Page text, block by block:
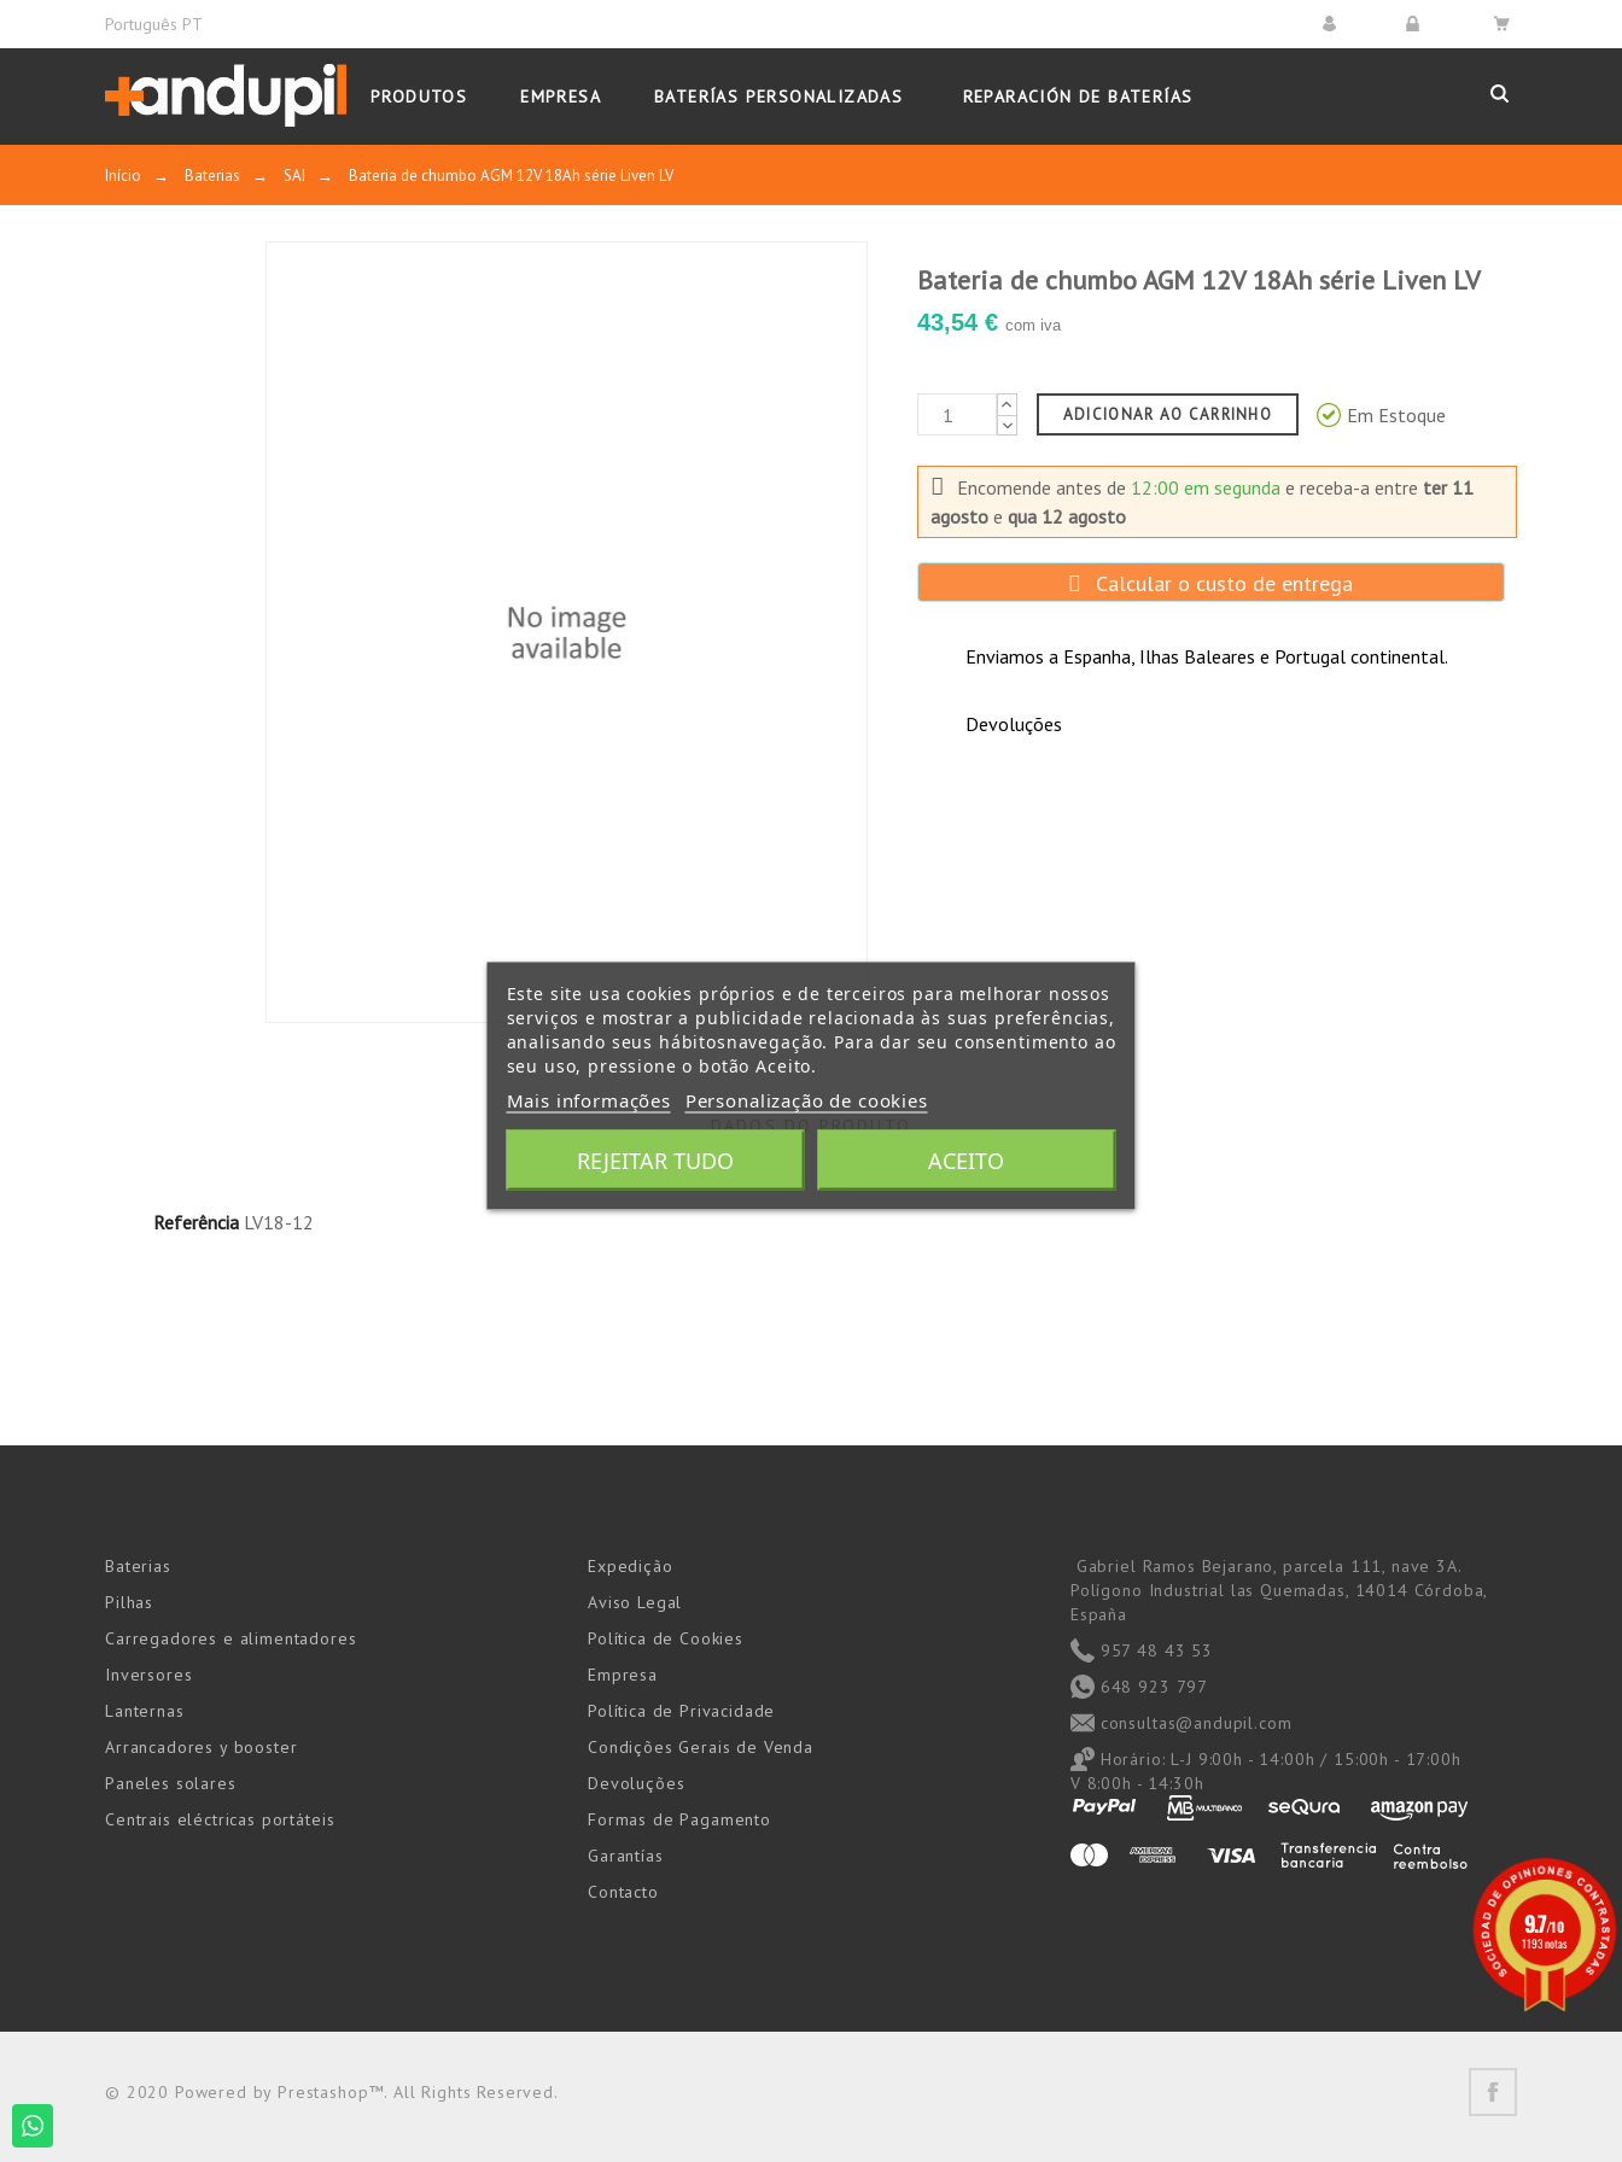
Português PT
PRODUTOS EMPRESA BATERÍAS PERSONALIZADAS REPARACIÓN DE BATERÍAS
Início → Baterias → SAI → Bateria de chumbo AGM 12V 18Ah série Liven LV
Bateria de chumbo AGM 12V 18Ah série Liven LV
43,54 € com iva
ADICIONAR AO CARRINHO Em Estoque
Encomende antes de 12:00 em segunda e receba-a entre ter 11
agostoe qua 12 agosto
Calcular o custo de entrega
Enviamos a Espanha, Ilhas Baleares e Portugal continental.
Devoluções
DADOS DO PRODUTO
Referência LV18-12
Baterias
Pilhas
Carregadores e alimentadores
Inversores
Lanternas
Arrancadores y booster
Paneles solares
Centrais eléctricas portáteis
Expedição
Aviso Legal
Política de Cookies
Empresa
Política de Privacidade
Condições Gerais de Venda
Devoluções
Formas de Pagamento
Garantías
Contacto
Gabriel Ramos Bejarano, parcela 111, nave 3A.
Polígono Industrial las Quemadas, 14014 Córdoba,
España
957 48 43 53
648 923 797
consultas@andupil.com
Horário: L-J 9:00h - 14:00h / 15:00h - 17:00h
V 8:00h - 14:30h
© 2020 Powered by Prestashop™. All Rights Reserved.
Este site usa cookies próprios e de terceiros para melhorar nossos
serviços e mostrar a publicidade relacionada às suas preferências,
analisando seus hábitosnavegação. Para dar seu consentimento ao
seu uso, pressione o botão Aceito.
Mais informações Personalização de cookies
REJEITAR TUDO ACEITO
9.7/10
1193 notas